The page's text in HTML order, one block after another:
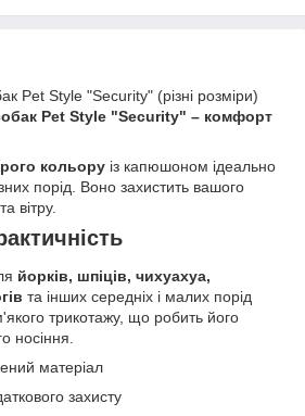
Pet Style "Security" (різні розміри)
Pet Style "Security" – комфорт
кольору із капюшоном ідеально
порід. Воно захистить вашого
вітру.
йорків, шпіців, чихуахуа,
та інших середніх і малих порід
трикотажу, що робить його
носіння.
матеріал
захисту